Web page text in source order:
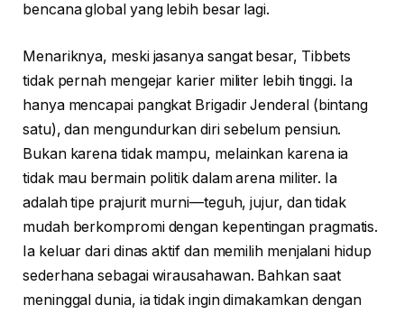
bencana global yang lebih besar lagi.
Menariknya, meski jasanya sangat besar, Tibbets
tidak pernah mengejar karier militer lebih tinggi. Ia
hanya mencapai pangkat Brigadir Jenderal (bintang
satu), dan mengundurkan diri sebelum pensiun.
Bukan karena tidak mampu, melainkan karena ia
tidak mau bermain politik dalam arena militer. Ia
adalah tipe prajurit murni—teguh, jujur, dan tidak
mudah berkompromi dengan kepentingan pragmatis.
Ia keluar dari dinas aktif dan memilih menjalani hidup
sederhana sebagai wirausahawan. Bahkan saat
meninggal dunia, ia tidak ingin dimakamkan dengan